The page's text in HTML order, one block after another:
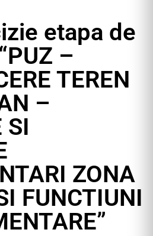
etapa de
–
TEREN
–
SI
ZONA
FUNCTIUNI